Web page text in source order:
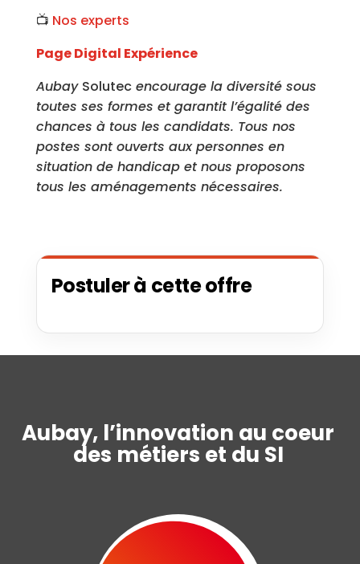
📺 Nos experts
Page Digital Expérience
Aubay Solutecencourage la diversité sous
toutes ses formes et garantit l’égalité des
chances à tous les candidats. Tous nos
postes sont ouverts aux personnes en
situation de handicap et nous proposons
tous les aménagements nécessaires.
Postuler à cette offre
Aubay, l’innovation au coeur
des métiers et du SI